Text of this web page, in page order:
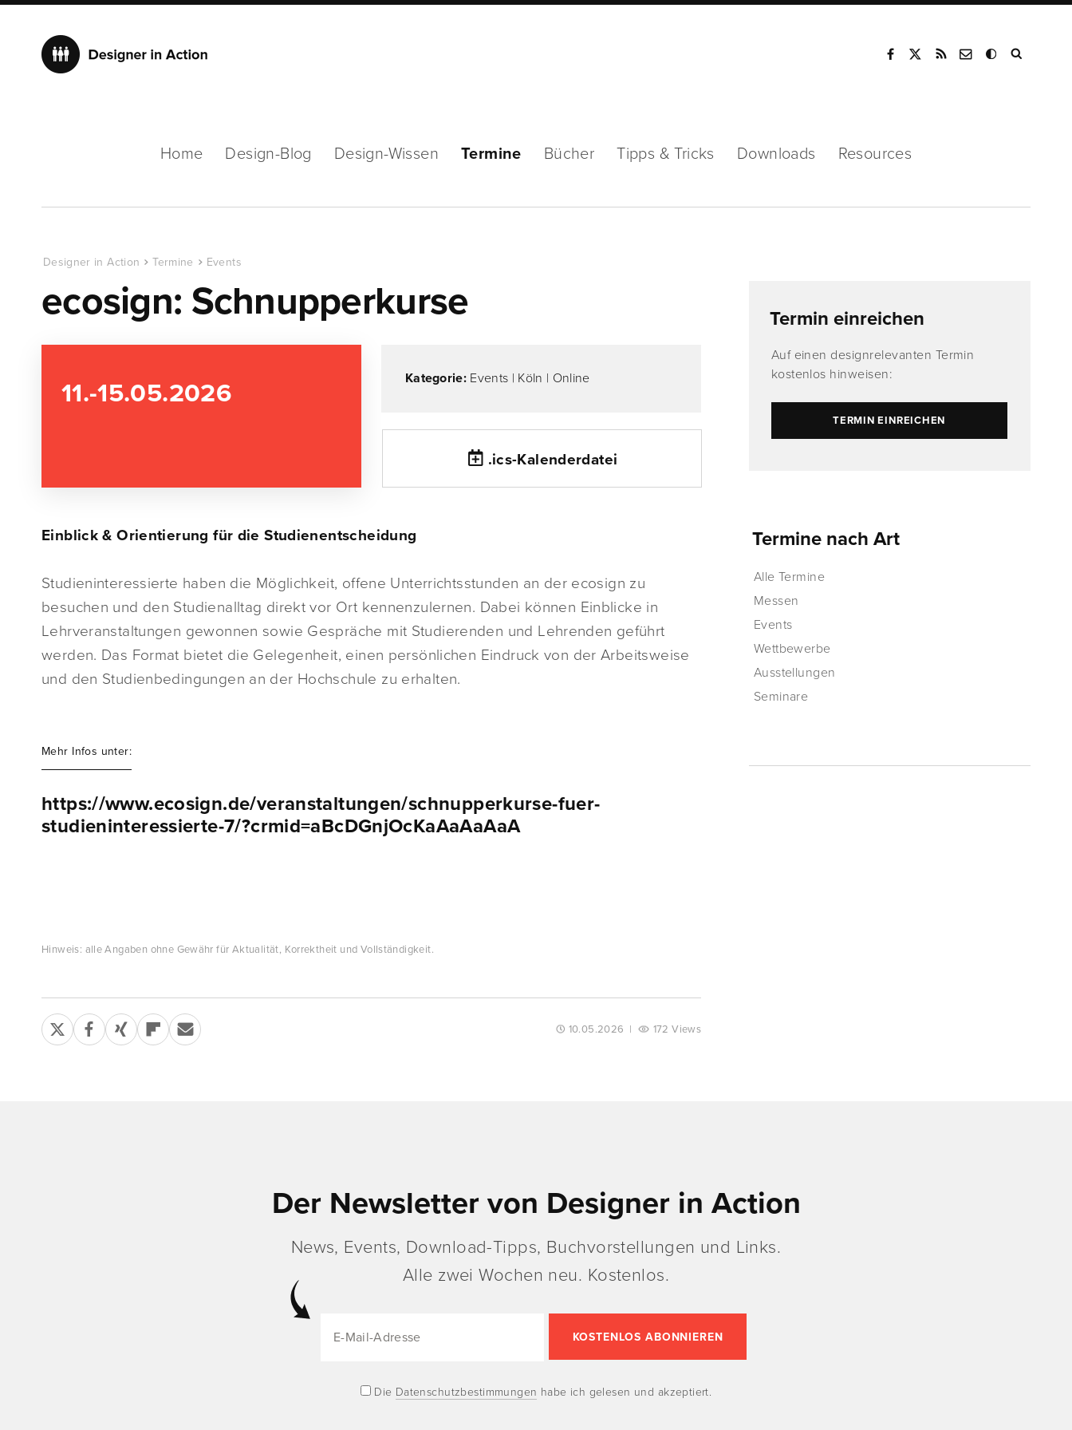
Home Design-Blog Design-Wissen Termine Bücher Tipps & Tricks Downloads Resources
Designer in Action Termine Events
ecosign: Schnupperkurse
11.-15.05.2026 Kategorie: Events | Köln | Online
.ics-Kalenderdatei
Einblick & Orientierung für die Studienentscheidung
Studieninteressierte haben die Möglichkeit, offene Unterrichtsstunden an der ecosign zu
besuchen und den Studienalltag direkt vor Ort kennenzulernen. Dabei können Einblicke in
Lehrveranstaltungen gewonnen sowie Gespräche mit Studierenden und Lehrenden geführt
werden. Das Format bietet die Gelegenheit, einen persönlichen Eindruck von der Arbeitsweise
und den Studienbedingungen an der Hochschule zu erhalten.
Mehr Infos unter:
https://www.ecosign.de/veranstaltungen/schnupperkurse-fuer-
studieninteressierte-7/?crmid=aBcDGnjOcKaAaAaAaA
Hinweis: alle Angaben ohne Gewähr für Aktualität, Korrektheit und Vollständigkeit.
10.05.2026 | 172 Views
Termin einreichen
Auf einen designrelevanten Termin
kostenlos hinweisen:
TERMIN EINREICHEN
Termine nach Art
Alle Termine
Messen
Events
Wettbewerbe
Ausstellungen
Seminare
Der Newsletter von Designer in Action
News, Events, Download-Tipps, Buchvorstellungen und Links.
Alle zwei Wochen neu. Kostenlos.
Die Datenschutzbestimmungen habe ich gelesen und akzeptiert.